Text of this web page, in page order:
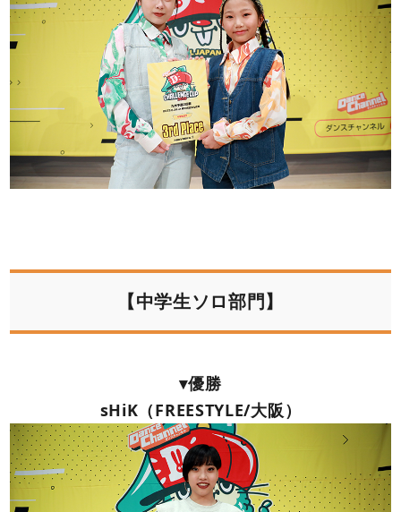
【中学生ソロ部門】
▾優勝
sHiK（FREESTYLE/大阪）